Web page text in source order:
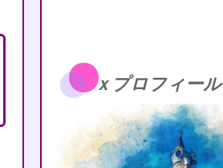
ｘプロフィール